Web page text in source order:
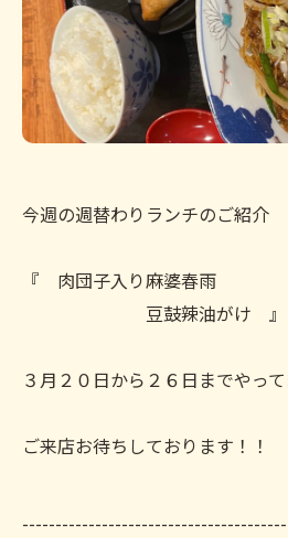
今週の週替わりランチのご紹介
『 肉団子入り麻婆春雨
豆鼓辣油がけ 』
３月２０日から２６日までやって
ご来店お待ちしております！！